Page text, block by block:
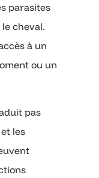
parasites
cheval.
à un
ou un
pas
les